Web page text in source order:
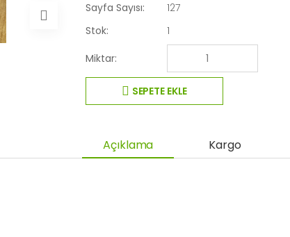
Sayfa Sayısı:
127
Stok:
1
Miktar:
SEPETE EKLE
Açıklama Kargo